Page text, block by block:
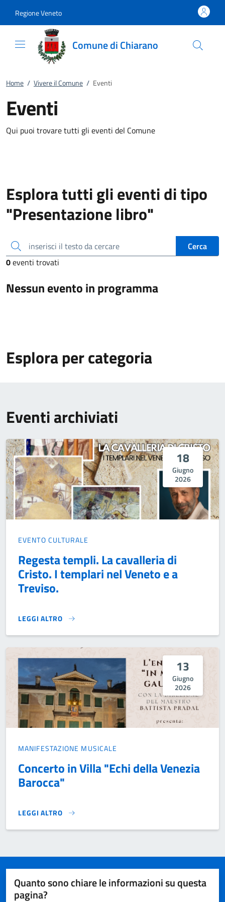
Regione Veneto
Comune di Chiarano
Home / Vivere il Comune / Eventi
Eventi
Qui puoi trovare tutti gli eventi del Comune
Esplora tutti gli eventi di tipo
"Presentazione libro"
inserisci il testo da cercare
Cerca
0eventi trovati
Nessun evento in programma
Esplora per categoria
Eventi archiviati
18
Giugno
2026
EVENTO CULTURALE
Regesta templi. La cavalleria di
Cristo. I templari nel Veneto e a
Treviso.
LEGGI ALTRO
REGESTA TEMPLI. LA CAVALLERIA DI CRISTO. I TEMPLARI
13
Giugno
2026
MANIFESTAZIONE MUSICALE
Concerto in Villa "Echi della Venezia
Barocca"
LEGGI ALTRO
CONCERTO IN VILLA "ECHI DELLA VENEZIA BAROCCA"}
Quanto sono chiare le informazioni su questa
pagina?